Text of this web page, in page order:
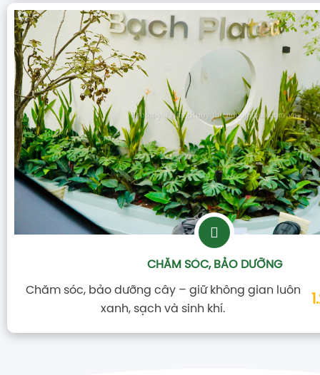
CHĂM SÓC, BẢO DƯỠNG
Chăm sóc, bảo dưỡng cây – giữ không gian luôn
xanh, sạch và sinh khí.